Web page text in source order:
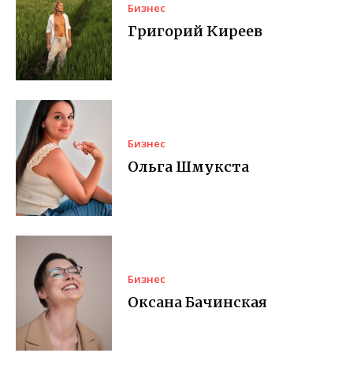
Бизнес
Григорий Киреев
Бизнес
Ольга Шмукста
Бизнес
Оксана Бачинская